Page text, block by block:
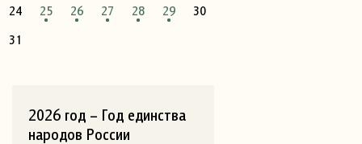
24
25 26 27 28 29
30
31
2026 год – Год единства
народов России